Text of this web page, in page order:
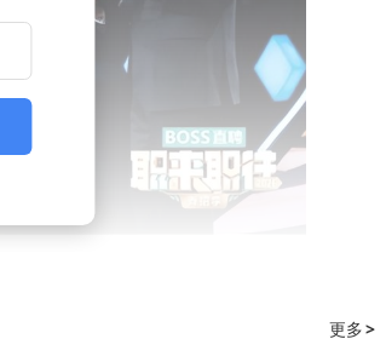
面对“AI教育硬件心理减压模块升级”的
更多>